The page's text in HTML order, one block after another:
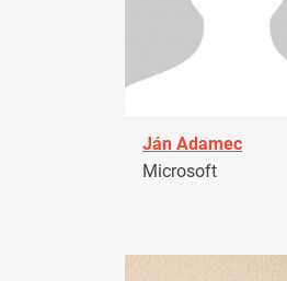
Ján Adamec
Microsoft